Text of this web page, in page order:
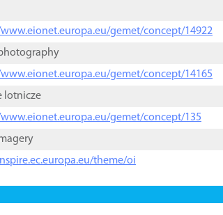
gemet/concept/14922
gemet/concept/14165
lotnicze
gemet/concept/135
theme/oi